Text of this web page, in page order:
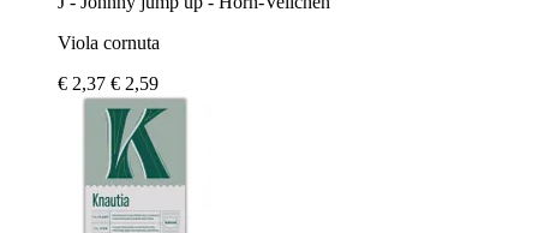
Viola cornuta
€ 2,37 € 2,59